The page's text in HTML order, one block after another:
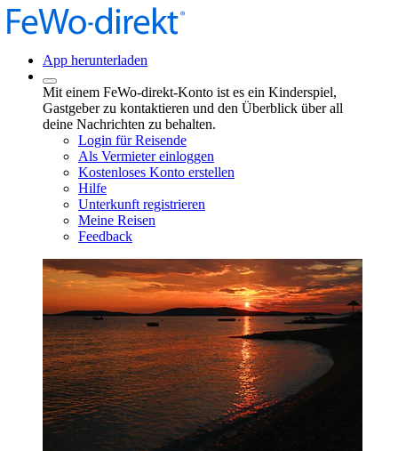
App herunterladen
Mit einem FeWo-direkt-Konto ist es ein Kinderspiel,
Gastgeber zu kontaktieren und den Überblick über all
deine Nachrichten zu behalten.
Login für Reisende
Als Vermieter einloggen
Kostenloses Konto erstellen
Hilfe
Unterkunft registrieren
Meine Reisen
Feedback